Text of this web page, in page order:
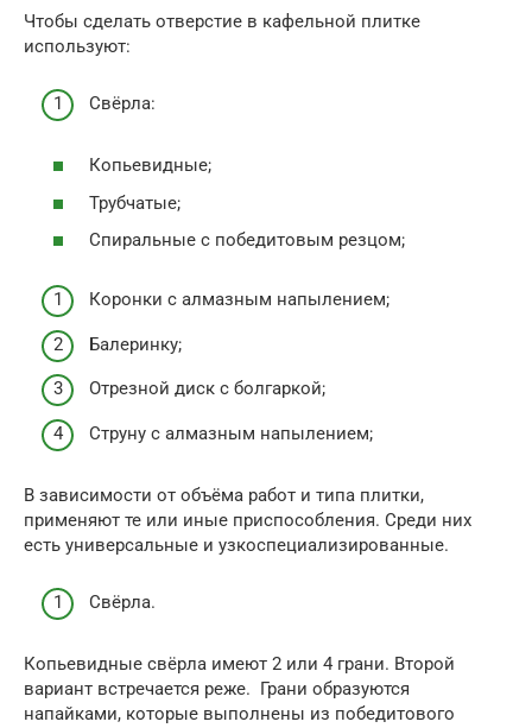
Чтобы сделать отверстие в кафельной плитке
используют:
Свёрла:
Копьевидные;
Трубчатые;
Спиральные с победитовым резцом;
Коронки с алмазным напылением;
Балеринку;
Отрезной диск с болгаркой;
Струну с алмазным напылением;
В зависимости от объёма работ и типа плитки,
применяют те или иные приспособления. Среди них
есть универсальные и узкоспециализированные.
Свёрла.
Копьевидные свёрла имеют 2 или 4 грани. Второй
вариант встречается реже. Грани образуются
напайками, которые выполнены из победитового